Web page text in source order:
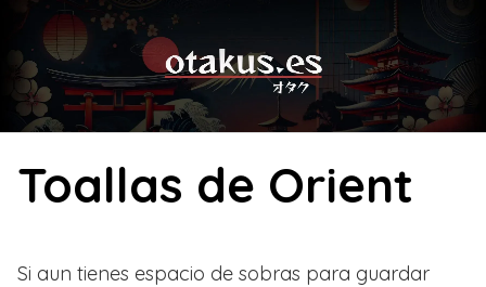
content
Toallas de Orient
Si aun tienes espacio de sobras para guardar